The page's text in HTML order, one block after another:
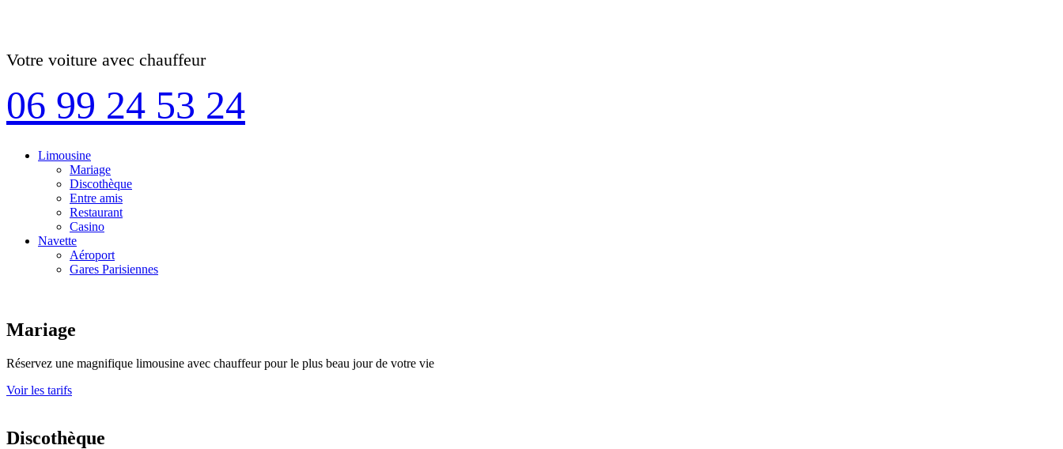
Votre voiture avec chauffeur
06 99 24 53 24
Limousine
Mariage
Discothèque
Entre amis
Restaurant
Casino
Navette
Aéroport
Gares Parisiennes
Mariage
Réservez une magnifique limousine avec chauffeur pour le plus beau jour de votre vie
Voir les tarifs
Discothèque